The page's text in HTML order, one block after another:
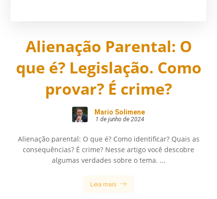
Alienação Parental: O
que é? Legislação. Como
provar? É crime?
Mario Solimene
1 de junho de 2024
Alienação parental: O que é? Como identificar? Quais as
consequências? É crime? Nesse artigo você descobre
algumas verdades sobre o tema. ...
Leia mais